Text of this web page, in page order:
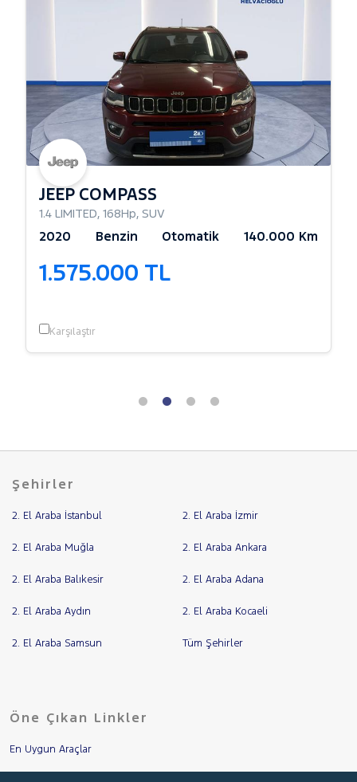
JEEP COMPASS
1.4 LIMITED, 168Hp, SUV
2020 Benzin Otomatik 140.000 Km
1.575.000 TL
Karşılaştır
Şehirler
2. El Araba İstanbul 2. El Araba İzmir
2. El Araba Muğla 2. El Araba Ankara
2. El Araba Balıkesir 2. El Araba Adana
2. El Araba Aydın 2. El Araba Kocaeli
2. El Araba Samsun Tüm Şehirler
Öne Çıkan Linkler
En Uygun Araçlar